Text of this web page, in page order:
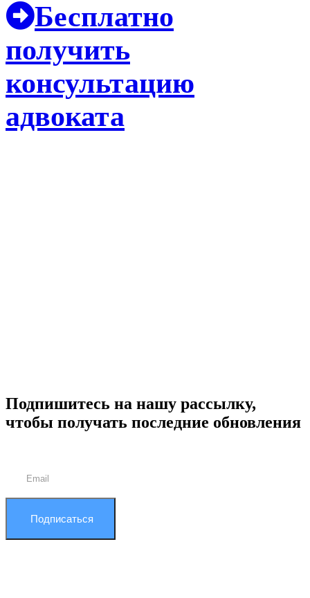
Бесплатно
получить
консультацию
адвоката
Подпишитесь на нашу рассылку,
чтобы получать последние обновления
Подписаться